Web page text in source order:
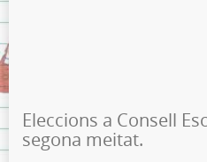
Eleccions a Consell
segona meitat.